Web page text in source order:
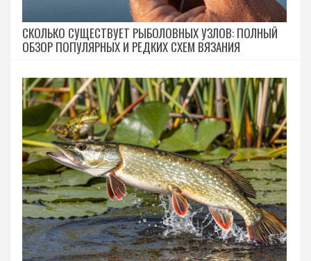
СКОЛЬКО СУЩЕСТВУЕТ РЫБОЛОВНЫХ УЗЛОВ: ПОЛНЫЙ
ОБЗОР ПОПУЛЯРНЫХ И РЕДКИХ СХЕМ ВЯЗАНИЯ